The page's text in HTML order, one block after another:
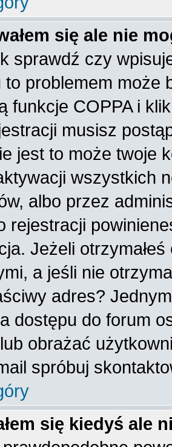
się ale nie
sprawdź czy
problemem może
funkcje COPPA i
musisz
jest to może twoje
wszystkich
albo przez
rejestracji
Jeżeli
a jeśli nie
adres?
dostępu do forum
obrażać
spróbuj
się kiedyś ale